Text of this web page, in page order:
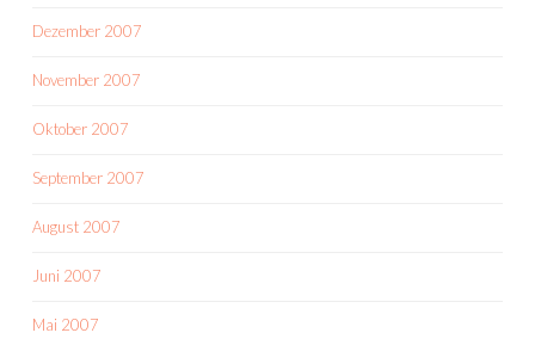
Dezember 2007
November 2007
Oktober 2007
September 2007
August 2007
Juni 2007
Mai 2007